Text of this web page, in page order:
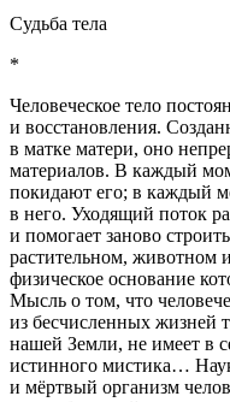
Судьба тела
*
Человеческое тело
и восстановления.
в матке матери, оно
материалов. В каждый
покидают его; в каждый
в него. Уходящий поток
и помогает заново
растительном, животном
физическое основание
Мысль о том, что
из бесчисленных жизней
нашей Земли, не имеет в
истинного мистика…
и мёртвый организм